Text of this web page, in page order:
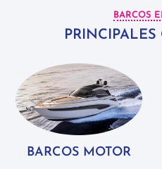
BARCOS
PRINCIPALES
BARCOS MOTOR